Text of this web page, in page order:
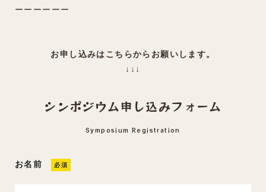
ーーーーーー
お申し込みはこちらからお願いします。
↓↓↓
シンポジウム申し込みフォーム
Symposium Registration
お名前 必須